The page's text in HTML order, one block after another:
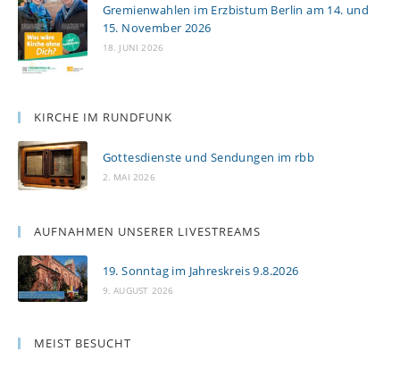
Gremienwahlen im Erzbistum Berlin am 14. und
15. November 2026
18. JUNI 2026
KIRCHE IM RUNDFUNK
Gottesdienste und Sendungen im rbb
2. MAI 2026
AUFNAHMEN UNSERER LIVESTREAMS
19. Sonntag im Jahreskreis 9.8.2026
9. AUGUST 2026
MEIST BESUCHT